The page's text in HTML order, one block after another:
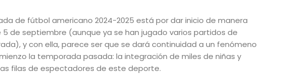
de fútbol americano 2024-2025 está por dar inicio de manera
de septiembre (aunque ya se han jugado varios partidos de
y con ella, parece ser que se dará continuidad a un fenómeno
la temporada pasada: la integración de miles de niñas y
filas de espectadores de este deporte.